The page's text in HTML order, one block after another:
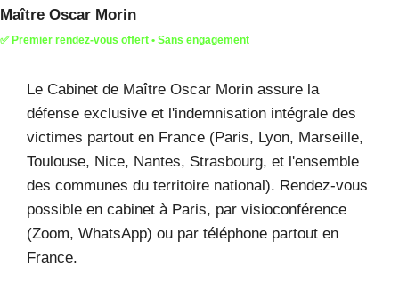
Maître Oscar Morin
✅ Premier rendez-vous offert • Sans engagement
Le Cabinet de Maître Oscar Morin assure la
défense exclusive et l'indemnisation intégrale des
victimes partout en France (Paris, Lyon, Marseille,
Toulouse, Nice, Nantes, Strasbourg, et l'ensemble
des communes du territoire national). Rendez-vous
possible en cabinet à Paris, par visioconférence
(Zoom, WhatsApp) ou par téléphone partout en
France.